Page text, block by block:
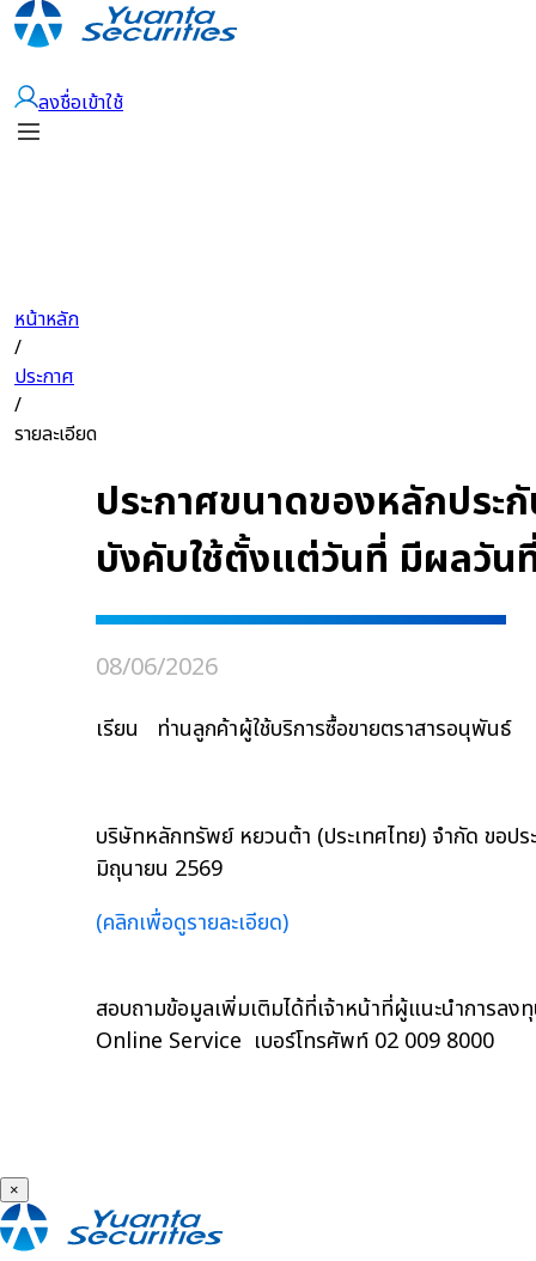
ลงชื่อเข้าใช้
หน้าหลัก
/
ประกาศ
/
รายละเอียด
ประกาศขนาดของหลักประ
บังคับใช้ตั้งแต่วันที่ มีผลวัน
08/06/2026
เรียน ท่านลูกค้าผู้ใช้บริการซื้อขายตราสารอนุพันธ์
บริษัทหลักทรัพย์ หยวนต้า (ประเทศไทย) จำกัด ขอป
มิถุนายน 2569
(คลิกเพื่อดูรายละเอียด)
สอบถามข้อมูลเพิ่มเติมได้ที่เจ้าหน้าที่ผู้แนะนำการลง
Online Service เบอร์โทรศัพท์ 02 009 8000
×